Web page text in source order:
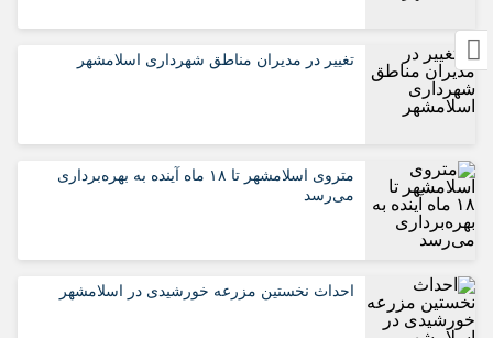
تغییر در مدیران مناطق شهرداری اسلامشهر
متروی‌ اسلامشهر تا ۱۸ ماه آینده به بهره‌برداری
می‌رسد
احداث نخستین مزرعه خورشیدی در اسلامشهر